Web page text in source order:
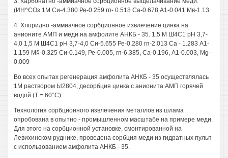
(ИН^СОз 1М Си-4.380 Ре-0.259 гп- 0.518 Са-0.678 А1-0.041 Мв-1.13
4. Хлоридно -аммиачное сорбционное извлечение цинка на
анионите АМП и меди на амфолите АНКБ - 35. 1,5 М Ш4С1 рН 3,7-
4,0 1,5 М Ш4С1 рН 3,7-4,0 Си-5.655 Ре-0.280 гп-2.013 Са - 1.283 А1-
1.159 М§-0.325 Си-0.149, Ре-0.005, гп-6.385, Са-0.196, А1-0.003, Mg-
0.009
Во всех опытах регенерация амфолита АНКБ - 35 осуществлялась
1М раствором Ы2804, десорбция цинка с анионита АМП горячей
водой (Т = 60°С).
Технология сорбционного извлечения металлов из шлама
опробована в опытно - промышленном масштабе на примере меди.
Для этого на сорбционной установке, смонтированной на
Левихинском руднике, проведена сорбция меди из гидратных пульп
с использованием амфолита АНКБ - 35.